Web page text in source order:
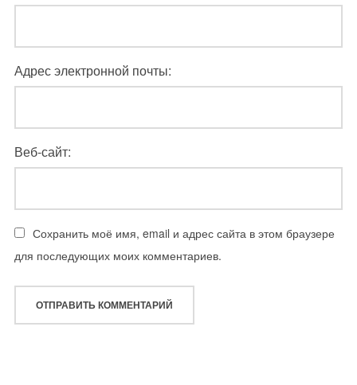
Адрес электронной почты:
Веб-сайт:
Сохранить моё имя, email и адрес сайта в этом браузере
для последующих моих комментариев.